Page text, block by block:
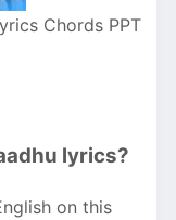
Chords PPT
lyrics?
on this